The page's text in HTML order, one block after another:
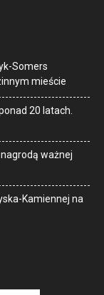
Somers
mieście
20 latach.
ważnej
Kamiennej na